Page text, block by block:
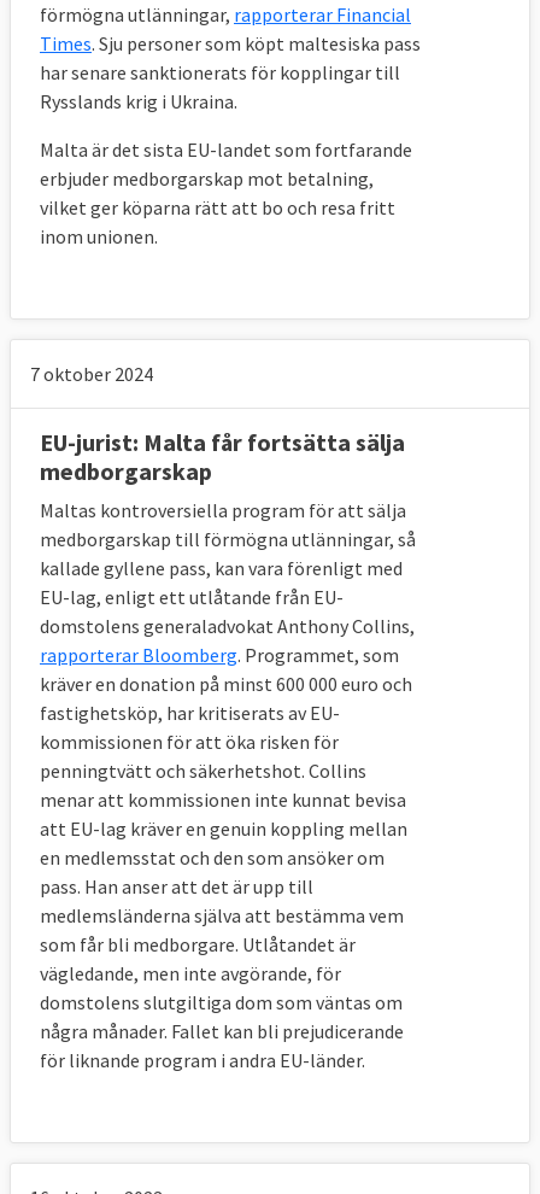
förmögna utlänningar, rapporterar Financial
Times. Sju personer som köpt maltesiska pass
har senare sanktionerats för kopplingar till
Rysslands krig i Ukraina.
Malta är det sista EU-landet som fortfarande
erbjuder medborgarskap mot betalning,
vilket ger köparna rätt att bo och resa fritt
inom unionen.
7 oktober 2024
EU-jurist: Malta får fortsätta sälja
medborgarskap
Maltas kontroversiella program för att sälja
medborgarskap till förmögna utlänningar, så
kallade gyllene pass, kan vara förenligt med
EU-lag, enligt ett utlåtande från EU-
domstolens generaladvokat Anthony Collins,
rapporterar Bloomberg. Programmet, som
kräver en donation på minst 600 000 euro och
fastighetsköp, har kritiserats av EU-
kommissionen för att öka risken för
penningtvätt och säkerhetshot. Collins
menar att kommissionen inte kunnat bevisa
att EU-lag kräver en genuin koppling mellan
en medlemsstat och den som ansöker om
pass. Han anser att det är upp till
medlemsländerna själva att bestämma vem
som får bli medborgare. Utlåtandet är
vägledande, men inte avgörande, för
domstolens slutgiltiga dom som väntas om
några månader. Fallet kan bli prejudicerande
för liknande program i andra EU-länder.